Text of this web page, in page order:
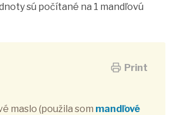
sú počítané na 1 mandľovú
Print
maslo (použila som mandľové